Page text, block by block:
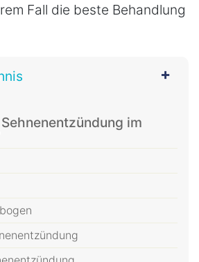
Fall die beste Behandlung
im